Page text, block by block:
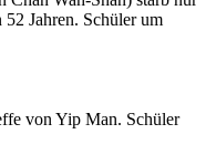
Jahren. Schüler um
von Yip Man. Schüler